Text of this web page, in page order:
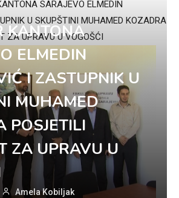
SARAJEVO ELMEDIN
U SKUPŠTINI MUHAMED KOZADRA
ZA UPRAVU U VOGOŠĆI
KANTONA
ELMEDIN
I ZASTUPNIK U
MUHAMED
POSJETILI
ZA UPRAVU U
Amela Kobiljak